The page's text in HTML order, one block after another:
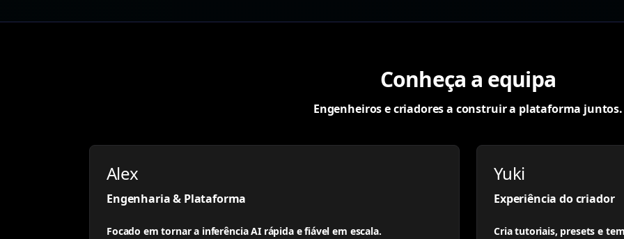
Conheça a equipa
Engenheiros e criadores a construir a plataforma juntos.
Alex
Engenharia & Plataforma
Focado em tornar a inferência AI rápida e fiável em escala.
Yuki
Experiência do criador
Cria tutoriais, presets e